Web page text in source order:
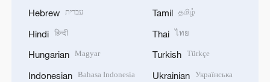
Hebrew עברית
Hindi हिन्दी
Hungarian Magyar
Indonesian Bahasa Indonesia
Tamil தமிழ்
Thai ไทย
Turkish Türkçe
Ukrainian Українська